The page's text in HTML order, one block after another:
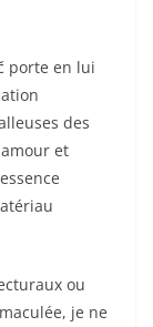
porte en lui
des
et
ou
je ne